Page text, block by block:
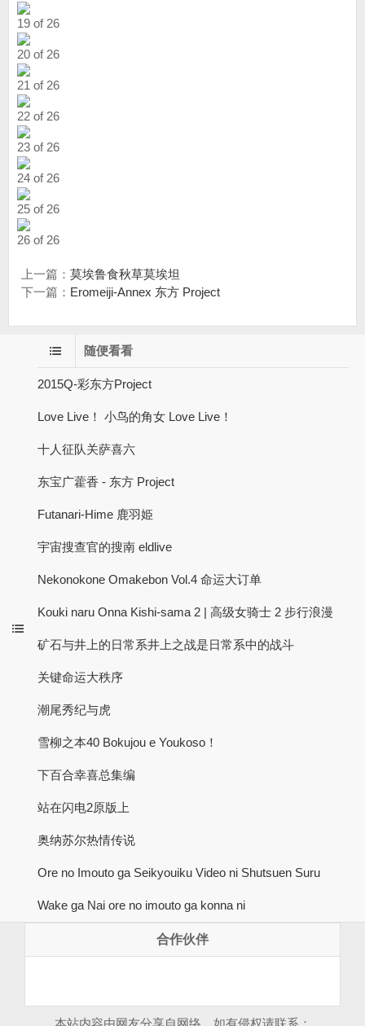
19 of 26
20 of 26
21 of 26
22 of 26
23 of 26
24 of 26
25 of 26
26 of 26
上一篇： 莫埃鲁食秋草莫埃坦
下一篇： Eromeiji-Annex 东方 Project
随便看看
2015Q-彩东方Project
Love Live！ 小鸟的角女 Love Live！
十人征队关萨喜六
东宝广藿香 - 东方 Project
Futanari-Hime 鹿羽姫
宇宙搜查官的搜南 eldlive
Nekonokone Omakebon Vol.4 命运大订单
Kouki naru Onna Kishi-sama 2 | 高级女骑士 2 步行浪漫
矿石与井上的日常系井上之战是日常系中的战斗
关键命运大秩序
潮尾秀纪与虎
雪柳之本40 Bokujou e Youkoso！
下百合幸喜总集编
站在闪电2原版上
奥纳苏尔热情传说
Ore no Imouto ga Seikyouiku Video ni Shutsuen Suru
Wake ga Nai ore no imouto ga konna ni
合作伙伴
本站内容由网友分享自网络，如有侵权请联系：